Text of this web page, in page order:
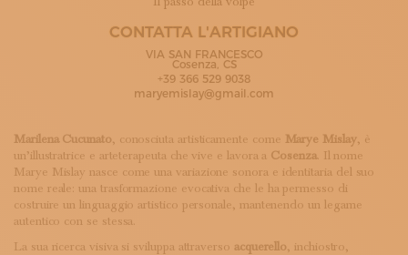
ISCRIVITI ALLA NEWSLETTER
ISCRIVITI
LOGIN
CONTATTA L'ARTIGIANO
VIA SAN FRANCESCO
Cosenza, CS
+39 366 529 9038
maryemislay@gmail.com
Marilena Cucunato, conosciuta artisticamente come Marye Mislay, è
un’illustratrice e arteterapeuta che vive e lavora a Cosenza. Il nome
Marye Mislay nasce come una variazione sonora e identitaria del suo
nome reale: una trasformazione evocativa che le ha permesso di
costruire un linguaggio artistico personale, mantenendo un legame
autentico con se stessa.
La sua ricerca visiva si sviluppa attraverso acquerello, inchiostro,